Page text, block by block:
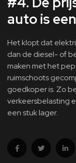
auto is
Het klopt dat
dan de diesel- of
maken met het
ruimschoots
goedkoper is. Zo
verkeersbelasting
een stuk lager.